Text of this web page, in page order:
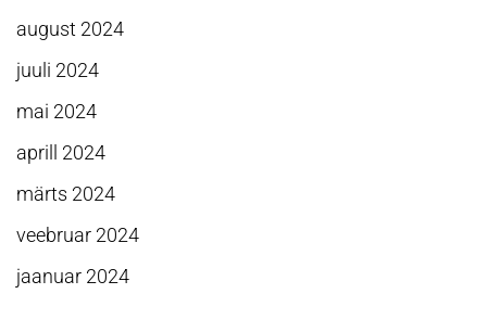
august 2024
juuli 2024
mai 2024
aprill 2024
märts 2024
veebruar 2024
jaanuar 2024